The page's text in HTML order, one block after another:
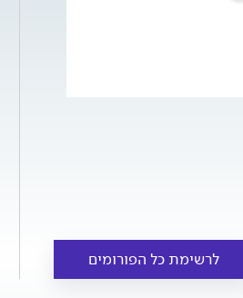
לרשימת כל הפורומים